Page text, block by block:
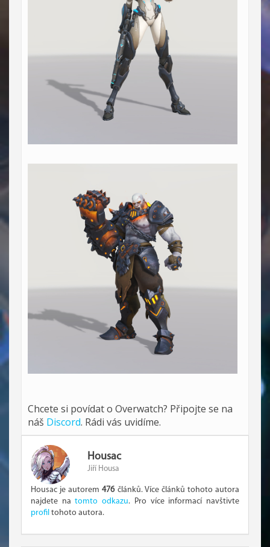
Chcete si povídat o Overwatch? Připojte se na
náš Discord. Rádi vás uvidíme.
Housac
Jiří Housa
Housac je autorem476článků. Více článků tohoto autora
najdete natomto odkazu. Pro více informací navštivte
profil tohoto autora.